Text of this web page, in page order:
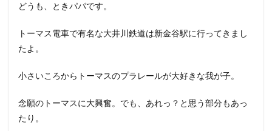
どうも、ときパパです。
トーマス電車で有名な大井川鉄道は新金谷駅に行ってきまし
たよ。
小さいころからトーマスのプラレールが大好きな我が子。
念願のトーマスに大興奮。でも、あれっ？と思う部分もあっ
たり。